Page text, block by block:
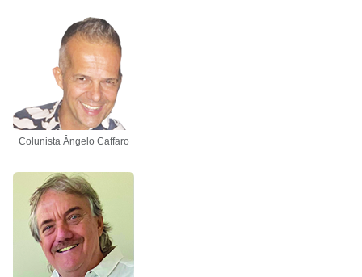
Colunista Ângelo Caffaro